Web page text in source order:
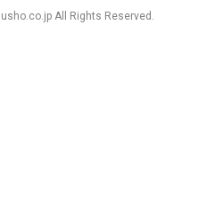
All Rights Reserved.